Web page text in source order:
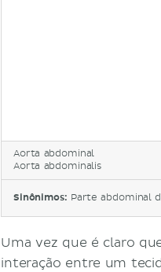
Aorta abdominal
Aorta abdominalis
Sinônimos: Parte abdominal
Uma vez que é claro
interação entre um